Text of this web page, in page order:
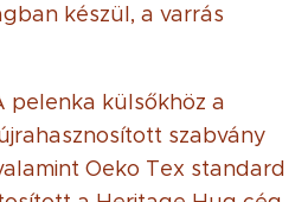
készül, a varrás
pelenka külsőkhöz a
szabvány
Oeko Tex standard